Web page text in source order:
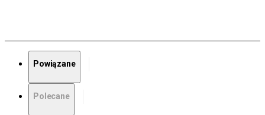
Powiązane
Polecane